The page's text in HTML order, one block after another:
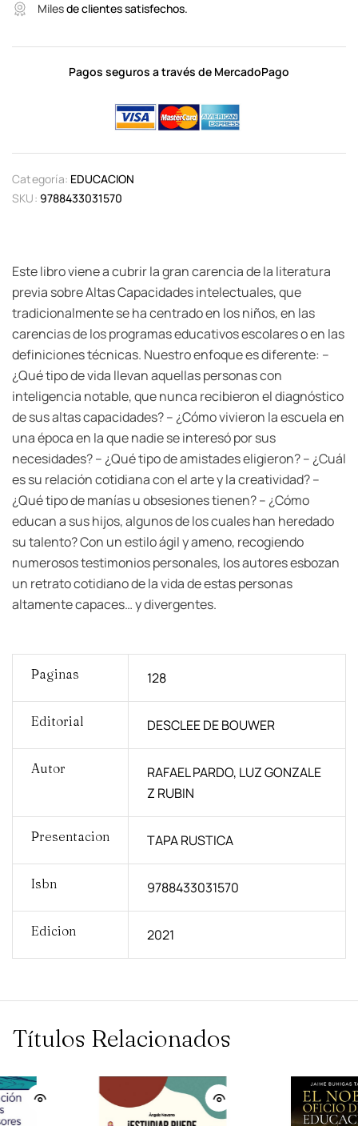
Milesde clientes satisfechos.
Pagos seguros a través de MercadoPago
Categoría: EDUCACION
SKU: 9788433031570
Este libro viene a cubrir la gran carencia de la literatura
previa sobre Altas Capacidades intelectuales, que
tradicionalmente se ha centrado en los niños, en las
carencias de los programas educativos escolares o en las
definiciones técnicas. Nuestro enfoque es diferente: –
¿Qué tipo de vida llevan aquellas personas con
inteligencia notable, que nunca recibieron el diagnóstico
de sus altas capacidades? – ¿Cómo vivieron la escuela en
una época en la que nadie se interesó por sus
necesidades? – ¿Qué tipo de amistades eligieron? – ¿Cuál
es su relación cotidiana con el arte y la creatividad? –
¿Qué tipo de manías u obsesiones tienen? – ¿Cómo
educan a sus hijos, algunos de los cuales han heredado
su talento? Con un estilo ágil y ameno, recogiendo
numerosos testimonios personales, los autores esbozan
un retrato cotidiano de la vida de estas personas
altamente capaces… y divergentes.
Paginas 128
Editorial DESCLEE DE BOUWER
Autor
RAFAEL PARDO, LUZ GONZALE
Z RUBIN
Presentacion TAPA RUSTICA
Isbn 9788433031570
Edicion 2021
Títulos Relacionados
AGOTADO